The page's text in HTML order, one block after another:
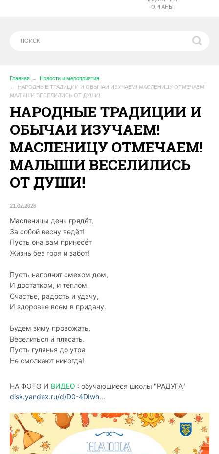
ОРГАНЫ
Главная
Новости и мероприятия
НАРОДНЫЕ ТРАДИЦИИ И ОБЫЧАИ ИЗУЧАЕМ! МАСЛЕНИЦУ ОТМЕЧАЕМ!
МАЛЫШИ ВЕСЕЛИЛИСЬ ОТ ДУШИ!
НАРОДНЫЕ ТРАДИЦИИ И
ОБЫЧАИ ИЗУЧАЕМ!
МАСЛЕНИЦУ ОТМЕЧАЕМ!
МАЛЫШИ ВЕСЕЛИЛИСЬ
ОТ ДУШИ!
21.02.2026
Масленицы день грядёт,
За собой весну ведёт!
Пусть она вам принесёт
Жизнь без горя и забот!
Пусть наполнит смехом дом,
И достатком, и теплом.
Счастье, радость и удачу,
И здоровье всем в придачу.
Будем зиму провожать,
Веселиться и плясать.
Пусть гулянья до утра
Не смолкают никогда!
НА ФОТО И ВИДЕО : обучающиеся школы "РАДУГА"
disk.yandex.ru/d/D0-4DIwh...